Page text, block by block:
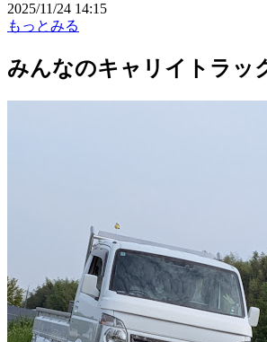
2025/11/24 14:15
もっとみる
みんなのキャリイトラッ